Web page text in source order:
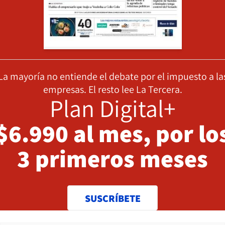
mayoría no entiende el debate por el impuesto a
empresas. El resto lee La Tercera.
Plan Digital+
al mes, por
3 primeros meses
SUSCRÍBETE